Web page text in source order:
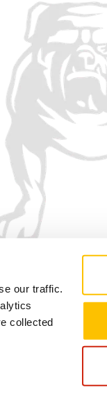
our traffic.
collected